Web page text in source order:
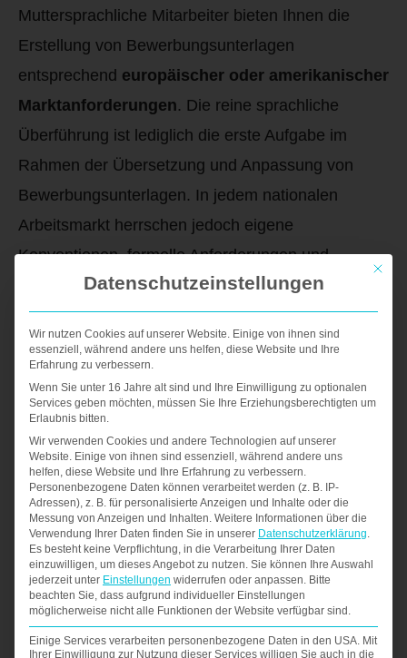
Muttersprachliche Mitarbeiter bieten Ihnen die
Erstellung von Bewerbungsunterlagen
entsprechend europäischer oder amerikanischer
Marktanforderungen. Die reine sprachliche
Überführung ist lediglich die erste Aufgabe im
Rahmen der Übersetzung und Anpassung von
Bewerbungsunterlagen. In jedem nationalen
Arbeitsmarkt herrschen jedoch eigene
Konventionen, formelle Anforderungen und
Erwartungen. Diese individuellen Anforderungen
werden bei der Erstellung eines fremdsprachigen
Lebenslaufs, zusätzlich zur Übersetzung,
berücksichtigt.
In diesem Paket erhalten Sie Ihre
Bewerbungsunterlagen sowohl in deutscher
als auch in englischer Sprache!
Wir heben Ihren englischsprachigen Lebenslauf
und das Cover Letter von der Masse ab, indem wir
Ihre Kompetenzen aussagekräftig und
überzeugend darstellen
Mit
Datenschutzeinstellungen
Wir nutzen Cookies auf unserer Website. Einige von ihnen sind
essenziell, während andere uns helfen, diese Website und Ihre
Erfahrung zu verbessern.
Wenn Sie unter 16 Jahre alt sind und Ihre Einwilligung zu optionalen
Services geben möchten, müssen Sie Ihre Erziehungsberechtigten um
Erlaubnis bitten.
Wir verwenden Cookies und andere Technologien auf unserer
Website. Einige von ihnen sind essenziell, während andere uns
helfen, diese Website und Ihre Erfahrung zu verbessern.
Personenbezogene Daten können verarbeitet werden (z. B. IP-
Adressen), z. B. für personalisierte Anzeigen und Inhalte oder die
Messung von Anzeigen und Inhalten. Weitere Informationen über die
Verwendung Ihrer Daten finden Sie in unserer Datenschutzerklärung.
Es besteht keine Verpflichtung, in die Verarbeitung Ihrer Daten
einzuwilligen, um dieses Angebot zu nutzen. Sie können Ihre Auswahl
jederzeit unter Einstellungen widerrufen oder anpassen. Bitte
beachten Sie, dass aufgrund individueller Einstellungen
möglicherweise nicht alle Funktionen der Website verfügbar sind.
Einige Services verarbeiten personenbezogene Daten in den USA. Mit
Ihrer Einwilligung zur Nutzung dieser Services willigen Sie auch in die